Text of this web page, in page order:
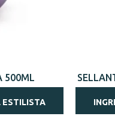
500ML
ESTILISTA